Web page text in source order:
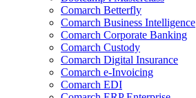
Comarch Betterfly
Comarch Business Intelligence
Comarch Corporate Banking
Comarch Custody
Comarch Digital Insurance
Comarch e-Invoicing
Comarch EDI